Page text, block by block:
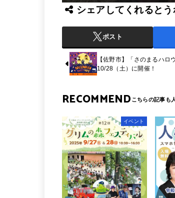
シェアしてくれるとう
ポスト
【佐野市】「さのまるハロ
10/28（土）に開催！
RECOMMEND
イベント